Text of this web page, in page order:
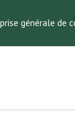
générale de